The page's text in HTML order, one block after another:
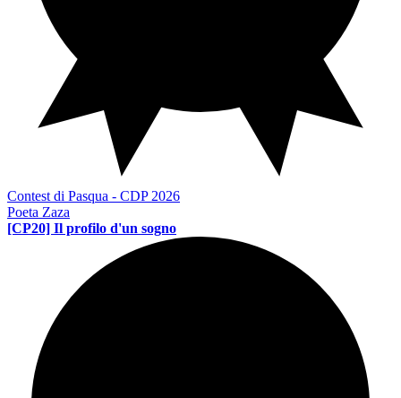
Contest di Pasqua - CDP 2026
Poeta Zaza
[CP20] Il profilo d'un sogno